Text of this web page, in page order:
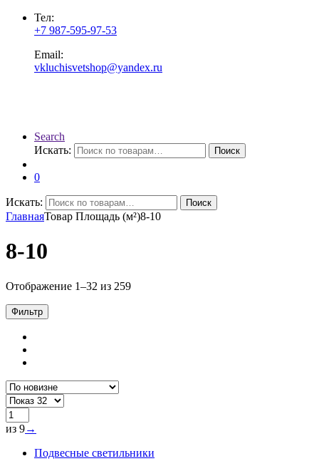
Тел:
+7 987-595-97-53
Email:
vkluchisvetshop@yandex.ru
Search
Искать:
Поиск
0
Искать: Поиск
ГлавнаяТовар Площадь (м²)8-10
8-10
Отображение 1–32 из 259
Фильтр
из 9→
Подвесные светильники